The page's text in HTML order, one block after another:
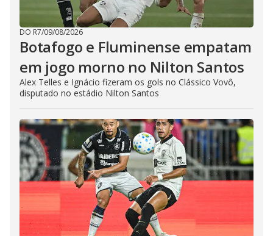
DO R7/09/08/2026
Botafogo e Fluminense empatam
em jogo morno no Nilton Santos
Alex Telles e Ignácio fizeram os gols no Clássico Vovô,
disputado no estádio Nilton Santos